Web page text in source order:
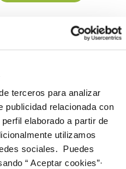
terceros para analizar
publicidad relacionada con
elaborado a partir de
utilizamos
sociales. Puedes
“ Aceptar cookies”·
Página 17 de 102